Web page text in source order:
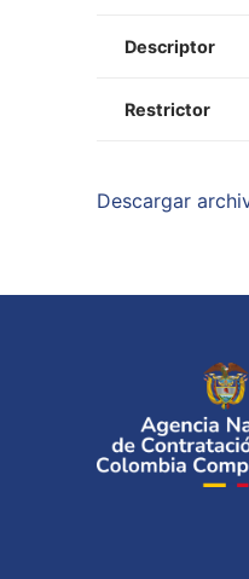
Descriptor
Restrictor
Descargar